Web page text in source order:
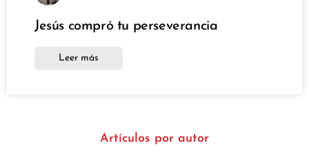
Jesús compró tu perseverancia
Leer más
Artículos por autor